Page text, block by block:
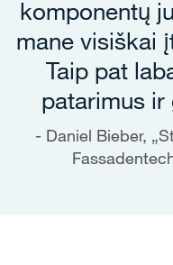
komponentų
mane visiškai
Taip pat
patarimus ir
Daniel Bieber,